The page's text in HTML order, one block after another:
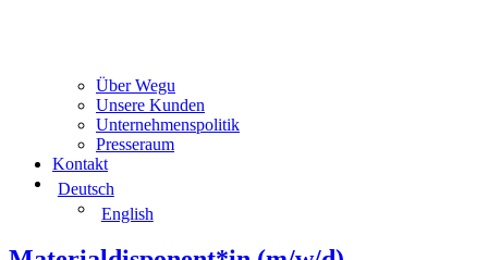
Über Wegu
Unsere Kunden
Unternehmenspolitik
Presseraum
Kontakt
Deutsch
English